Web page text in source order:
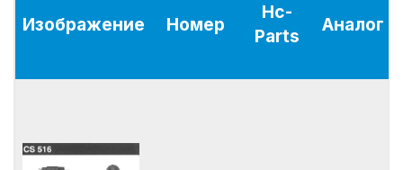
Изображение Номер
Hc-
Parts
Аналог